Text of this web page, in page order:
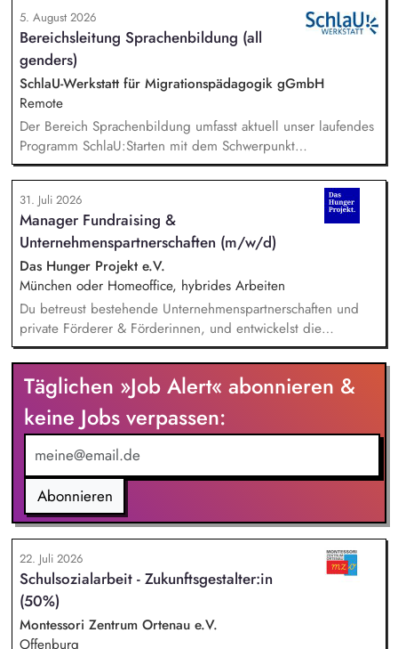
Die inhaltlichen Schwerpunkte liegen dabei auf den
Bereichen Lesen lernen, Mehrsprachigkeitsbewusstsein und
Alphabetisierung in der Grundschule.
5. August 2026
Bereichsleitung Sprachenbildung (all
genders)
SchlaU-Werkstatt für Migrationspädagogik gGmbH
Remote
Der Bereich Sprachenbildung umfasst aktuell unser laufendes
Programm SchlaU:Starten mit dem Schwerpunkt
"Alphabetisierung in DaZ für die Grundschule" sowie
zukünftig weitere auf Unterrichtsmaterial bezogene Projekte
mit den Schwerpunkten sprachensensibles und
rassismuskritisches Deutschlernen von der Grundschule bis in
die Berufliche Bildung. Der Bereich Sprachenbildung
entwickelt in seinen Projekten dazu zielgruppengerechte und
innovative Unterrichtsmaterialien und begleitet pädagogische
Fachkräfte mit daran angeschlossenen
Weiterbildungsangeboten online wie offline.
31. Juli 2026
Manager Fundraising &
Unternehmenspartnerschaften (m/w/d)
Das Hunger Projekt e.V.
München oder Homeoffice, hybrides Arbeiten
Du betreust bestehende Unternehmenspartnerschaften und
private Förderer & Förderinnen, und entwickelst die
Zusammenarbeit systematisch weiter. Du identifizierst neue
Unternehmen und Förderer & Förderinnen und sprichst sie
aktiv an. Du planst und setzt Fundraising-Maßnahmen
eigenständig um und verfolgst deren Ergebnisse. Du
arbeitest eng mit der Landesdirektion, dem Marketing und
unseren Programmkollegen zusammen.
Täglichen »Job Alert« abonnieren &
keine Jobs verpassen:
Abonnieren
22. Juli 2026
Schulsozialarbeit - Zukunftsgestalter:in
(50%)
Montessori Zentrum Ortenau e.V.
Offenburg